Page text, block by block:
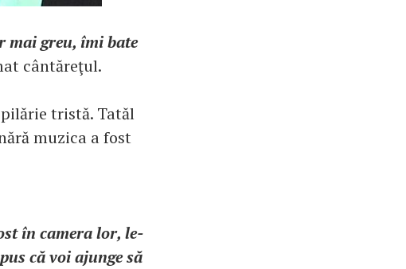
mai greu, îmi bate
cântăreţul.
tristă. Tatăl
muzica a fost
în camera lor, le-
că voi ajunge să